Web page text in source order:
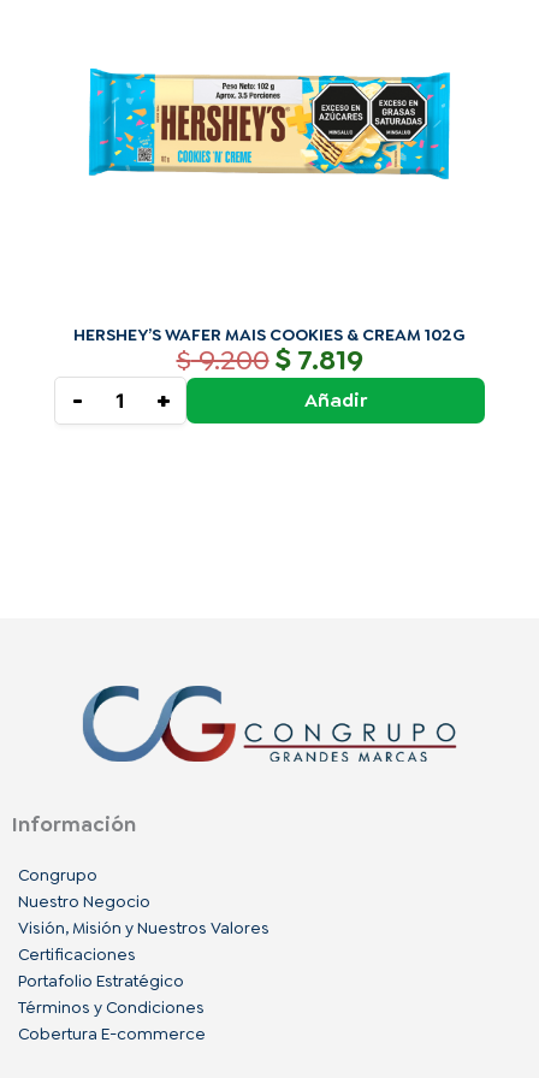
HERSHEY’S WAFER MAIS COOKIES & CREAM 102G
$9.200$7.819
102G
cantidad
- + Añadir
Información
Congrupo
Nuestro Negocio
Visión, Misión y Nuestros Valores
Certificaciones
Portafolio Estratégico
Términos y Condiciones
Cobertura E-commerce